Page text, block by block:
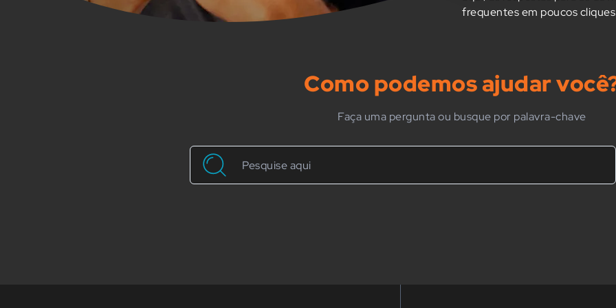
frequentes em poucos
Como podemos ajudar
Faça uma pergunta ou busque por palavra-chave